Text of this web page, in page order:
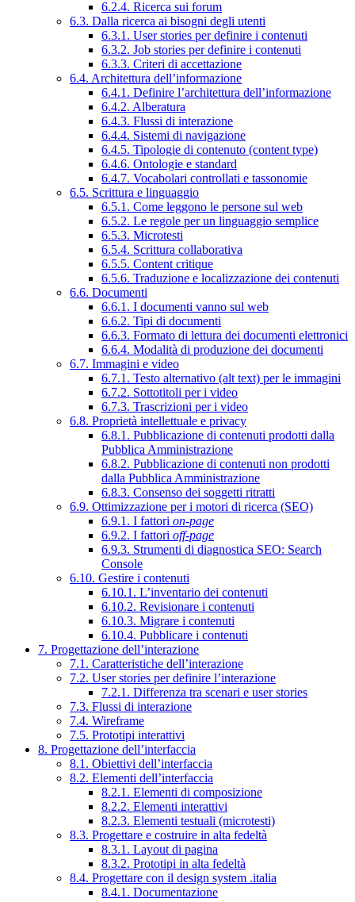
6.2.4. Ricerca sui forum
6.3. Dalla ricerca ai bisogni degli utenti
6.3.1. User stories per definire i contenuti
6.3.2. Job stories per definire i contenuti
6.3.3. Criteri di accettazione
6.4. Architettura dell’informazione
6.4.1. Definire l’architettura dell’informazione
6.4.2. Alberatura
6.4.3. Flussi di interazione
6.4.4. Sistemi di navigazione
6.4.5. Tipologie di contenuto (content type)
6.4.6. Ontologie e standard
6.4.7. Vocabolari controllati e tassonomie
6.5. Scrittura e linguaggio
6.5.1. Come leggono le persone sul web
6.5.2. Le regole per un linguaggio semplice
6.5.3. Microtesti
6.5.4. Scrittura collaborativa
6.5.5. Content critique
6.5.6. Traduzione e localizzazione dei contenuti
6.6. Documenti
6.6.1. I documenti vanno sul web
6.6.2. Tipi di documenti
6.6.3. Formato di lettura dei documenti elettronici
6.6.4. Modalità di produzione dei documenti
6.7. Immagini e video
6.7.1. Testo alternativo (alt text) per le immagini
6.7.2. Sottotitoli per i video
6.7.3. Trascrizioni per i video
6.8. Proprietà intellettuale e privacy
6.8.1. Pubblicazione di contenuti prodotti dalla
Pubblica Amministrazione
6.8.2. Pubblicazione di contenuti non prodotti
dalla Pubblica Amministrazione
6.8.3. Consenso dei soggetti ritratti
6.9. Ottimizzazione per i motori di ricerca (SEO)
6.9.1. I fattori on-page
6.9.2. I fattori off-page
6.9.3. Strumenti di diagnostica SEO: Search
Console
6.10. Gestire i contenuti
6.10.1. L’inventario dei contenuti
6.10.2. Revisionare i contenuti
6.10.3. Migrare i contenuti
6.10.4. Pubblicare i contenuti
7. Progettazione dell’interazione
7.1. Caratteristiche dell’interazione
7.2. User stories per definire l’interazione
7.2.1. Differenza tra scenari e user stories
7.3. Flussi di interazione
7.4. Wireframe
7.5. Prototipi interattivi
8. Progettazione dell’interfaccia
8.1. Obiettivi dell’interfaccia
8.2. Elementi dell’interfaccia
8.2.1. Elementi di composizione
8.2.2. Elementi interattivi
8.2.3. Elementi testuali (microtesti)
8.3. Progettare e costruire in alta fedeltà
8.3.1. Layout di pagina
8.3.2. Prototipi in alta fedeltà
8.4. Progettare con il design system .italia
8.4.1. Documentazione